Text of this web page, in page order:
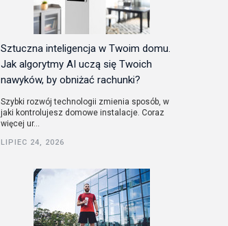
Sztuczna inteligencja w Twoim domu.
Jak algorytmy AI uczą się Twoich
nawyków, by obniżać rachunki?
Szybki rozwój technologii zmienia sposób, w
jaki kontrolujesz domowe instalacje. Coraz
więcej ur...
LIPIEC 24, 2026